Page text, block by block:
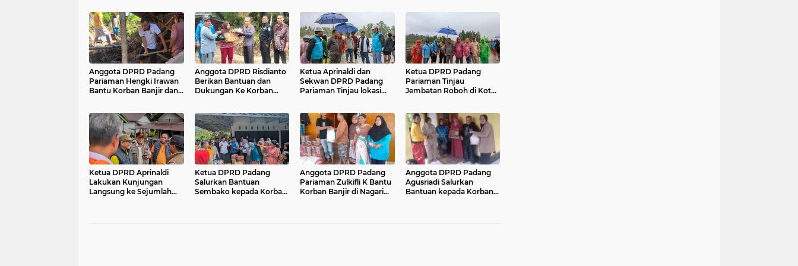
Anggota DPRD Padang
Pariaman Hengki Irawan
Bantu Korban Banjir dan
Anggota DPRD Risdianto
Berikan Bantuan dan
Dukungan Ke Korban
Ketua Aprinaldi dan
Sekwan DPRD Padang
Pariaman Tinjau lokasi
Ketua DPRD Padang
Pariaman Tinjau
Jembatan Roboh di Koto
Ketua DPRD Aprinaldi
Lakukan Kunjungan
Langsung ke Sejumlah
Ketua DPRD Padang
Salurkan Bantuan
Sembako kepada Korban
Anggota DPRD Padang
Pariaman Zulkifli K Bantu
Korban Banjir di Nagari
Anggota DPRD Padang
Agusriadi Salurkan
Bantuan kepada Korban